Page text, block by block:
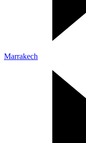
Marrakech